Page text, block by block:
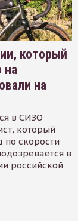
который
на
на
в СИЗО
который
по скорости
в
российской